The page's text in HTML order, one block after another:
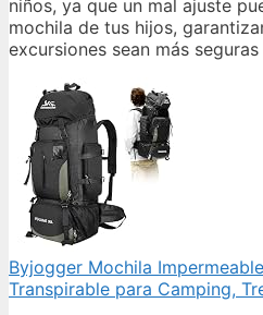
niños, ya que un mal ajuste
mochila de tus hijos,
excursiones sean más
Byjogger Mochila
Transpirable para Camping,